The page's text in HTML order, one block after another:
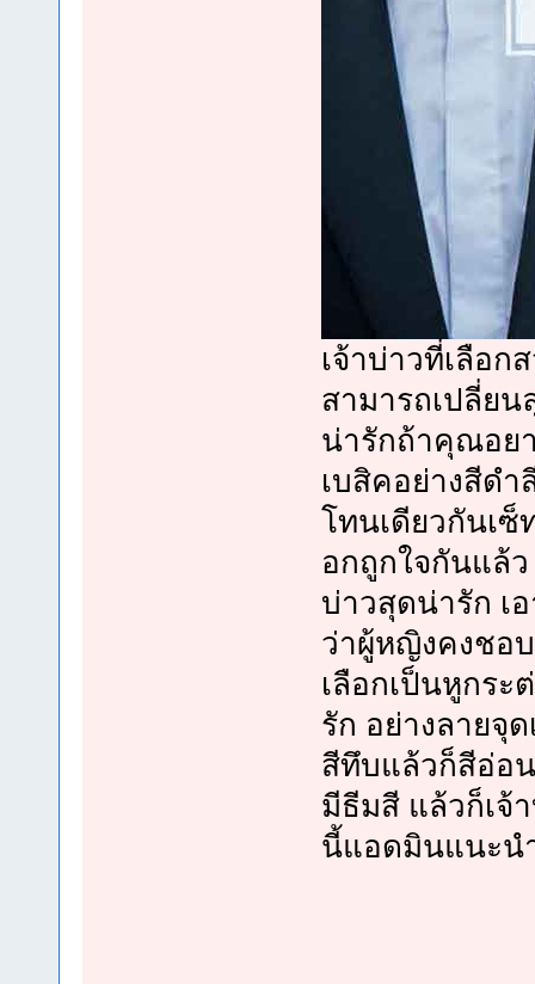
เจ้าบ่าวที่เลือก
สามารถเปลี่ย
น่ารักถ้าคุณอย
เบสิคอย่างสีด
โทนเดียวกันเซ็
อกถูกใจกันแล้
บ่าวสุดน่ารัก เ
ว่าผู้หญิงคงชอ
เลือกเป็นหูกร
รัก อย่างลายจุ
สีทึบแล้วก็สีอ่อ
มีธีมสี แล้วก็เจ้
นี้แอดมินแนะน